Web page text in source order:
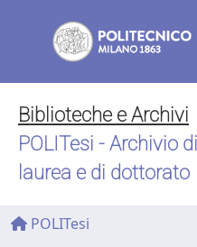
Biblioteche e Archivi
POLITesi - Archivio
laurea e di dottorato
POLITesi